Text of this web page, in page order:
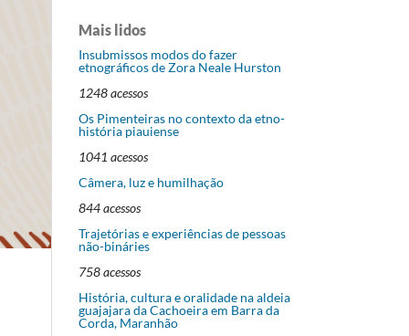
Mais lidos
Insubmissos modos do fazer
etnográficos de Zora Neale Hurston
1248 acessos
Os Pimenteiras no contexto da etno-
história piauiense
1041 acessos
Câmera, luz e humilhação
844 acessos
Trajetórias e experiências de pessoas
não-bináries
758 acessos
História, cultura e oralidade na aldeia
guajajara da Cachoeira em Barra da
Corda, Maranhão